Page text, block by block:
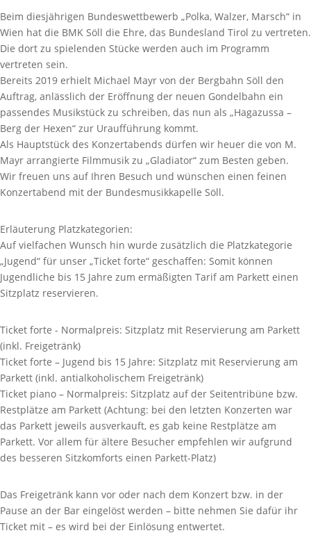
Beim diesjährigen Bundeswettbewerb „Polka, Walzer, Marsch“ in
Wien hat die BMK Söll die Ehre, das Bundesland Tirol zu vertreten.
Die dort zu spielenden Stücke werden auch im Programm
vertreten sein.
Bereits 2019 erhielt Michael Mayr von der Bergbahn Söll den
Auftrag, anlässlich der Eröffnung der neuen Gondelbahn ein
passendes Musikstück zu schreiben, das nun als „Hagazussa –
Berg der Hexen“ zur Uraufführung kommt.
Als Hauptstück des Konzertabends dürfen wir heuer die von M.
Mayr arrangierte Filmmusik zu „Gladiator“ zum Besten geben.
Wir freuen uns auf Ihren Besuch und wünschen einen feinen
Konzertabend mit der Bundesmusikkapelle Söll.
Erläuterung Platzkategorien:
Auf vielfachen Wunsch hin wurde zusätzlich die Platzkategorie
„Jugend“ für unser „Ticket forte“ geschaffen: Somit können
Jugendliche bis 15 Jahre zum ermäßigten Tarif am Parkett einen
Sitzplatz reservieren.
Ticket forte - Normalpreis: Sitzplatz mit Reservierung am Parkett
(inkl. Freigetränk)
Ticket forte – Jugend bis 15 Jahre: Sitzplatz mit Reservierung am
Parkett (inkl. antialkoholischem Freigetränk)
Ticket piano – Normalpreis: Sitzplatz auf der Seitentribüne bzw.
Restplätze am Parkett (Achtung: bei den letzten Konzerten war
das Parkett jeweils ausverkauft, es gab keine Restplätze am
Parkett. Vor allem für ältere Besucher empfehlen wir aufgrund
des besseren Sitzkomforts einen Parkett-Platz)
Das Freigetränk kann vor oder nach dem Konzert bzw. in der
Pause an der Bar eingelöst werden – bitte nehmen Sie dafür ihr
Ticket mit – es wird bei der Einlösung entwertet.